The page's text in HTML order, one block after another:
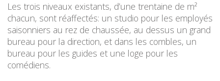
Les trois niveaux existants, d’une trentaine de m²
chacun, sont réaffectés: un studio pour les employés
saisonniers au rez de chaussée, au dessus un grand
bureau pour la direction, et dans les combles, un
bureau pour les guides et une loge pour les
comédiens.